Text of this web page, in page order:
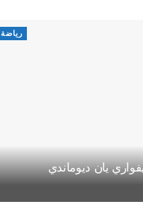
رياضة
يان ديوماندي